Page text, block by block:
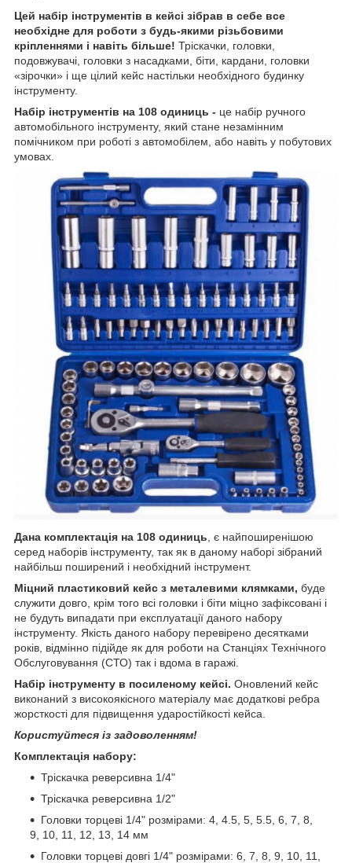
Цей набір інструментів в кейсі зібрав в себе все
необхідне для роботи з будь-якими різьбовими
кріпленнями і навіть більше! Тріскачки, головки,
подовжувачі, головки з насадками, біти, кардани, головки
«зірочки» і ще цілий кейс настільки необхідного будинку
інструменту.
Набір інструментів на 108 одиниць - це набір ручного
автомобільного інструменту, який стане незамінним
помічником при роботі з автомобілем, або навіть у побутових
умовах.
Дана комплектація на 108 одиниць , є найпоширенішою
серед наборів інструменту, так як в даному наборі зібраний
найбільш поширений і необхідний інструмент.
Міцний пластиковий кейс з металевими клямками, буде
служити довго, крім того всі головки і біти міцно зафіксовані і
не будуть випадати при експлуатації даного набору
інструменту. Якість даного набору перевірено десятками
років, відмінно підійде як для роботи на Станціях Технічного
Обслуговування (СТО) так і вдома в гаражі.
Набір інструменту в посиленому кейсі. Оновлений кейс
виконаний з високоякісного матеріалу має додаткові ребра
жорсткості для підвищення ударостійкості кейса.
Користуйтеся із задоволенням!
Комплектація набору:
Тріскачка реверсивна 1/4"
Тріскачка реверсивна 1/2"
Головки торцеві 1/4" розмірами: 4, 4.5, 5, 5.5, 6, 7, 8,
9, 10, 11, 12, 13, 14 мм
Головки торцеві довгі 1/4" розмірами: 6, 7, 8, 9, 10, 11,